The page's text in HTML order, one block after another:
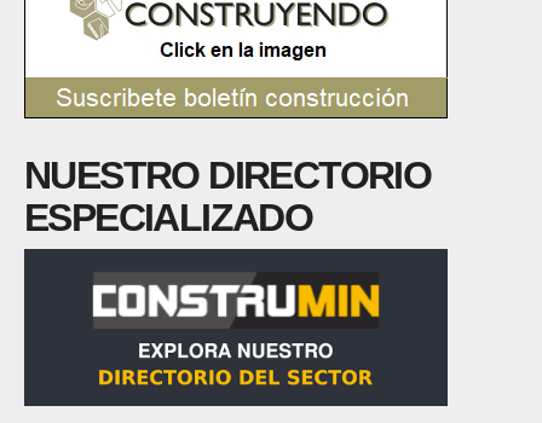
NUESTRO DIRECTORIO
ESPECIALIZADO